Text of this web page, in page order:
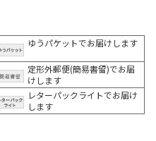
ゆうパケットでお届けします
定形外郵便(簡易書留)でお届
けします
レターパックライトでお届け
します